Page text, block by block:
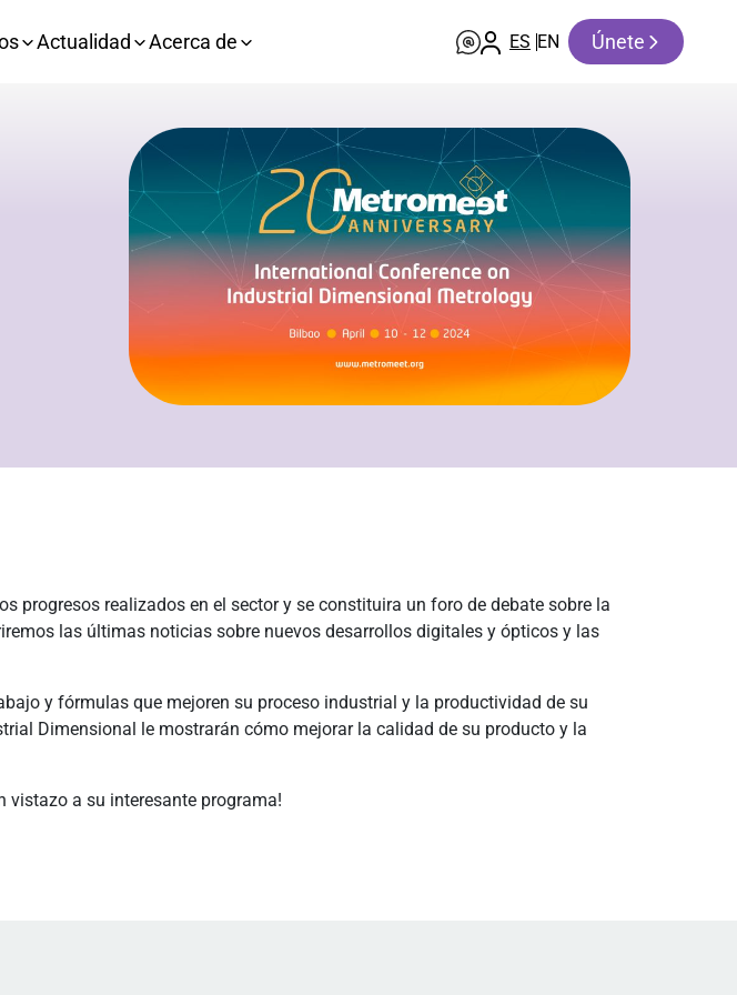
Actualidad Acerca de ES EN Únete
progresos realizados en el sector y se constituira un foro de debate sobre la
las últimas noticias sobre nuevos desarrollos digitales y ópticos y las
y fórmulas que mejoren su proceso industrial y la productividad de su
Dimensional le mostrarán cómo mejorar la calidad de su producto y la
vistazo a su interesante programa!